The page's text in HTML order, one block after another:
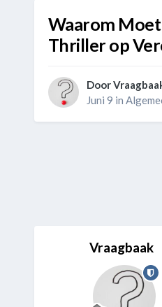
Waarom Moet
Thriller op
Door
Juni 9 in
Vraagbaak